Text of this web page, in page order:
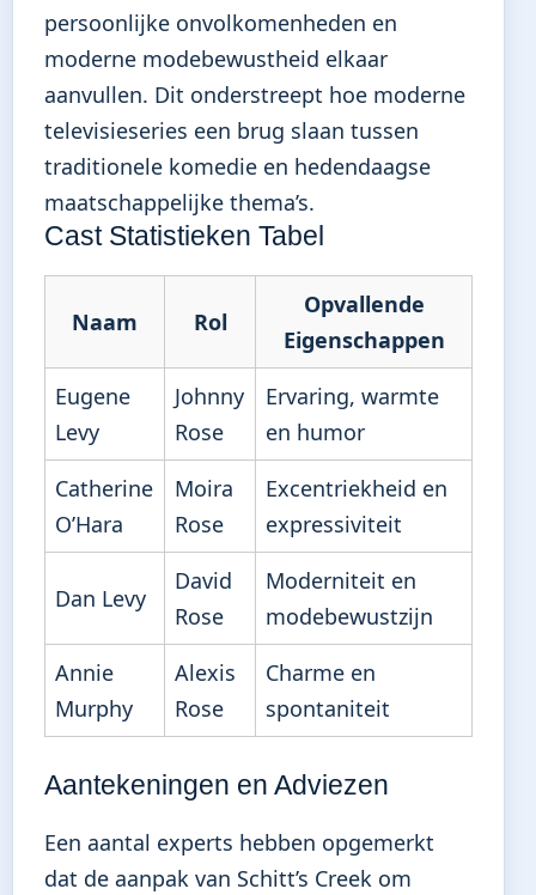
persoonlijke onvolkomenheden en
moderne modebewustheid elkaar
aanvullen. Dit onderstreept hoe moderne
televisieseries een brug slaan tussen
traditionele komedie en hedendaagse
maatschappelijke thema’s.
Cast Statistieken Tabel
Naam Rol
Opvallende
Eigenschappen
Eugene
Levy
Johnny
Rose
Ervaring, warmte
en humor
Catherine
O’Hara
Moira
Rose
Excentriekheid en
expressiviteit
Dan Levy
David
Rose
Moderniteit en
modebewustzijn
Annie
Murphy
Alexis
Rose
Charme en
spontaniteit
Aantekeningen en Adviezen
Een aantal experts hebben opgemerkt
dat de aanpak van Schitt’s Creek om